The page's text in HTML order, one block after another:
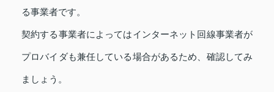
る事業者です。
契約する事業者によってはインターネット回線事業者が
プロバイダも兼任している場合があるため、確認してみ
ましょう。